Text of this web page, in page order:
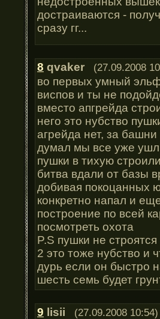
достраиваются -
сразу гг...
8 qvaker (27.09.2008
во первых умный
виспов и ты не
вместо апгрейда
него это нубство
агрейда нет, за
думал мы все уже
пушки в тихую
битва вдали от базы
добивая покоцанных
конкретно напал и
построение по всей
посмотреть охота
P.S пушки не
2 это тоже нубство и
дурь если он быстро
шесть семь будет
9 lisii (27.09.2008 10:54)